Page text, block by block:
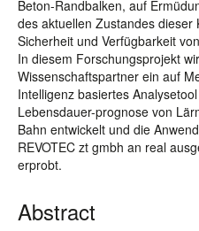
Beton-Randbalken, auf
des aktuellen Zustandes
Sicherheit und Verfügbarkeit
In diesem Forschungsprojekt
Wissenschaftspartner ein auf
Intelligenz basiertes
Lebensdauer-prognose von
Bahn entwickelt und die
REVOTEC zt gmbh an real
erprobt.
Abstract